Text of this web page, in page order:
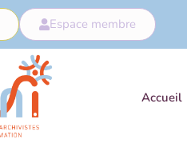
Espace membre
Accueil